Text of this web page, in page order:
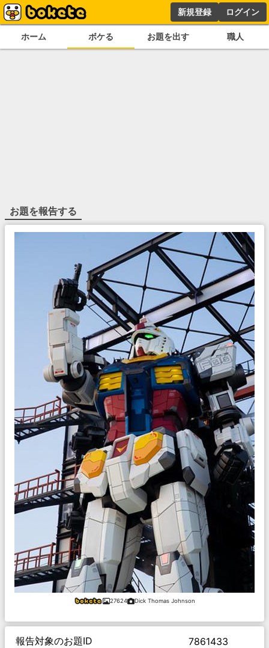
新規登録 ログイン
ホーム ボケる お題を出す 職人
お題を報告する
27624 Dick Thomas Johnson
報告対象のお題ID
7861433